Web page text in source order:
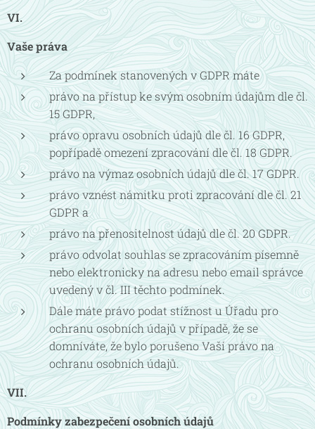
VI.
Vaše práva
Za podmínek stanovených v GDPR máte
právo na přístup ke svým osobním údajům dle čl.
15 GDPR,
právo opravu osobních údajů dle čl. 16 GDPR,
popřípadě omezení zpracování dle čl. 18 GDPR.
právo na výmaz osobních údajů dle čl. 17 GDPR.
právo vznést námitku proti zpracování dle čl. 21
GDPR a
právo na přenositelnost údajů dle čl. 20 GDPR.
právo odvolat souhlas se zpracováním písemně
nebo elektronicky na adresu nebo email správce
uvedený v čl. III těchto podmínek.
Dále máte právo podat stížnost u Úřadu pro
ochranu osobních údajů v případě, že se
domníváte, že bylo porušeno Vaší právo na
ochranu osobních údajů.
VII.
Podmínky zabezpečení osobních údajů